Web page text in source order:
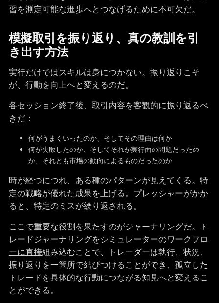
習を測定可能な進歩へとつなげるために不可欠だ。
模擬取引を振り返り、真の教訓を引
き出す方法
実行だけではスキルは身につかない。振り返りこそ
が、行動を向上へと変えるのだ。
各セッション終了後、取引内容を客観的に振り返るべ
きだ：
何がうまくいったのか、そしてその理由は何か
何が失敗したのか、そしてそれが実行面の問題だったの
か、それとも市場の動向によるものだったのか
時が経つにつれ、ある種のパターンが見えてくる。特
定の戦略が優れた成果を上げる。プレッシャーがかか
ると、特定のミスが繰り返される。
ここで重要な役割を果たすのがジャーナリングだ。
ト
レードジャーナリングをシミュレーターのワークフロ
ーに直接組み込むことで、トレーダーは執行、状況、
振り返りを一箇所で結びつけることができ、孤立した
トレードを具体的な行動につながる知見へと変えるこ
とができる。